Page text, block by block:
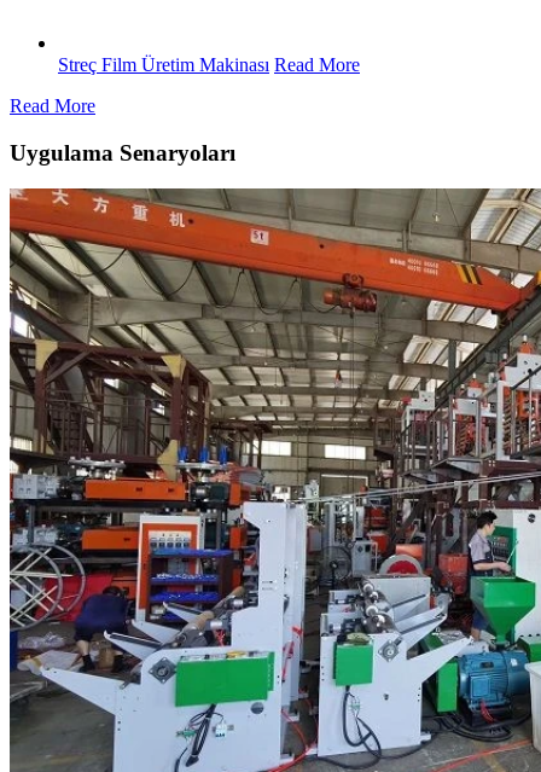
Streç Film Üretim Makinası Read More
Read More
Uygulama Senaryoları